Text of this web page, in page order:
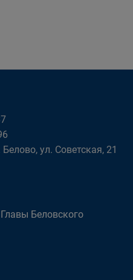
ул. Советская, 21
Беловского